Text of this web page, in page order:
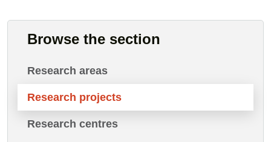
Browse the section
Research areas
Research projects
Research centres